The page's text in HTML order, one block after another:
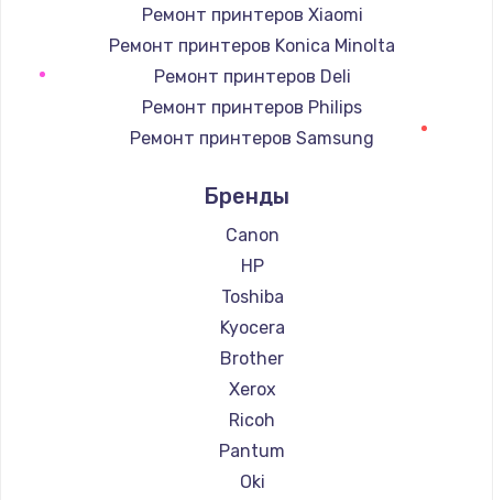
Ремонт принтеров Xiaomi
Ремонт принтеров Konica Minolta
Ремонт принтеров Deli
Ремонт принтеров Philips
Ремонт принтеров Samsung
Ремонт принтеров Lexmark
Ремонт принтеров Sharp
Ремонт принтеров TSC
Ремонт принтеров Fujitsu
Ремонт принтеров Godex
Бренды
Canon
HP
Toshiba
Kyocera
Brother
Xerox
Ricoh
Pantum
Oki